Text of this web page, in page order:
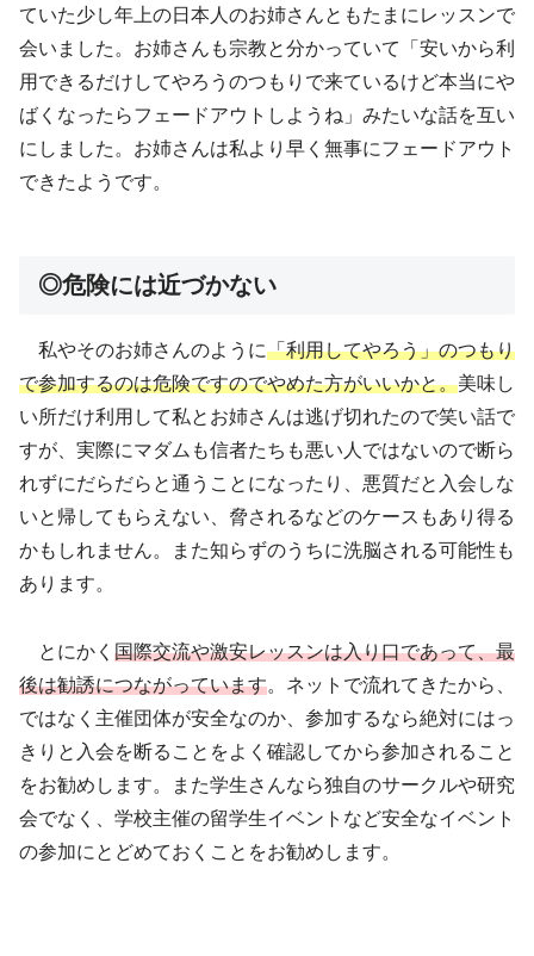
ていた少し年上の日本人のお姉さんともたまにレッスンで
会いました。お姉さんも宗教と分かっていて「安いから利
用できるだけしてやろうのつもりで来ているけど本当にや
ばくなったらフェードアウトしようね」みたいな話を互い
にしました。お姉さんは私より早く無事にフェードアウト
できたようです。
◎危険には近づかない
私やそのお姉さんのように「利用してやろう」のつもり
で参加するのは危険ですのでやめた方がいいかと。美味し
い所だけ利用して私とお姉さんは逃げ切れたので笑い話で
すが、実際にマダムも信者たちも悪い人ではないので断ら
れずにだらだらと通うことになったり、悪質だと入会しな
いと帰してもらえない、脅されるなどのケースもあり得る
かもしれません。また知らずのうちに洗脳される可能性も
あります。
とにかく 国際交流や激安レッスンは入り口であって、最
後は勧誘につながっています。ネットで流れてきたから、
ではなく主催団体が安全なのか、参加するなら絶対にはっ
きりと入会を断ることをよく確認してから参加されること
をお勧めします。また学生さんなら独自のサークルや研究
会でなく、学校主催の留学生イベントなど安全なイベント
の参加にとどめておくことをお勧めします。